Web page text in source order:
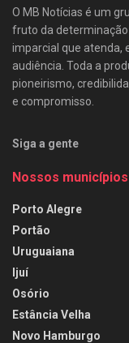
O MB Notícias é um
fruto da
imparcial que atenda,
audiência. Toda a
pioneirismo,
e compromisso.
Siga a gente
Nossos municípios
Porto Alegre
Portão
Uruguaiana
Ijuí
Osório
Estância Velha
Novo Hamburgo